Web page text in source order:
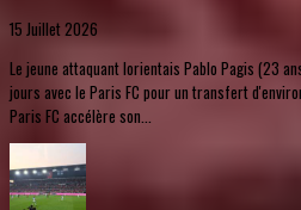
15 Juillet 2026
Le jeune attaquant lorientais Pablo Pagis (23
jours avec le Paris FC pour un transfert
Paris FC accélère son...